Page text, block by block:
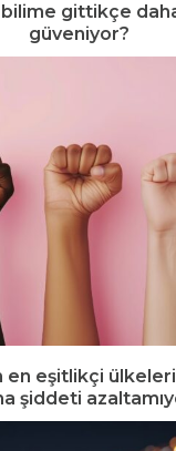
gittikçe
güveniyor?
en eşitlikçi
şiddeti